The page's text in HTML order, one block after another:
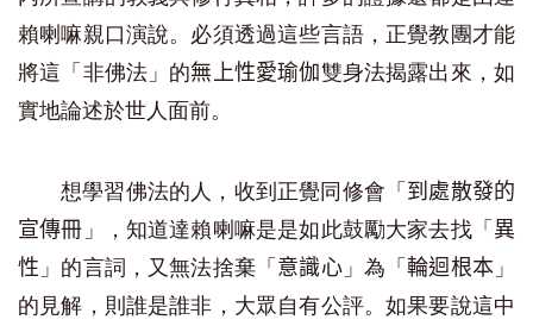
賴喇嘛親口演說。必須透過這些言語，正覺教團才能
將這「非佛法」的無上性愛瑜伽雙身法揭露出來，如
實地論述於世人面前。
想學習佛法的人，收到正覺同修會「 到處散發的
宣傳冊 」，知道達賴喇嘛是是如此鼓勵大家去找「 異
性 」的言詞，又無法捨棄「 意識心」為「輪迴根本 」
的見解，則誰是誰非，大眾自有公評。如果要說這中